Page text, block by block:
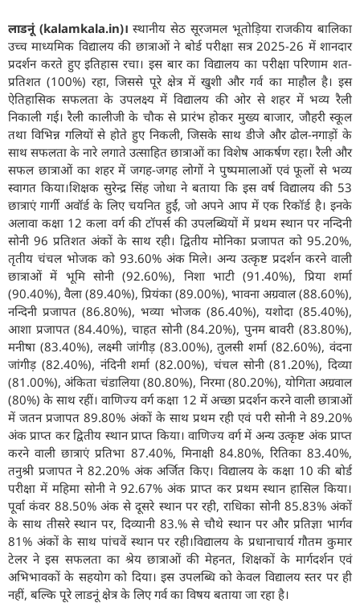
लाडनूं (kalamkala.in)। स्थानीय सेठ सूरजमल भूतोड़िया राजकीय बालिका
उच्च माध्यमिक विद्यालय की छात्राओं ने बोर्ड परीक्षा सत्र 2025-26 में शानदार
प्रदर्शन करते हुए इतिहास रचा। इस बार का विद्यालय का परीक्षा परिणाम शत-
प्रतिशत (100%) रहा, जिससे पूरे क्षेत्र में खुशी और गर्व का माहौल है। इस
ऐतिहासिक सफलता के उपलक्ष्य में विद्यालय की ओर से शहर में भव्य रैली
निकाली गई। रैली कालीजी के चौक से प्रारंभ होकर मुख्य बाजार, जौहरी स्कूल
तथा विभिन्न गलियों से होते हुए निकली, जिसके साथ डीजे और ढोल-नगाड़ों के
साथ सफलता के नारे लगाते उत्साहित छात्राओं का विशेष आकर्षण रहा। रैली और
सफल छात्राओं का शहर में जगह-जगह लोगों ने पुष्पमालाओं एवं फूलों से भव्य
स्वागत किया।शिक्षक सुरेन्द्र सिंह जोधा ने बताया कि इस वर्ष विद्यालय की 53
छात्राएं गार्गी अवॉर्ड के लिए चयनित हुईं, जो अपने आप में एक रिकॉर्ड है। इनके
अलावा कक्षा 12 कला वर्ग की टॉपर्स की उपलब्धियों में प्रथम स्थान पर नन्दिनी
सोनी 96 प्रतिशत अंकों के साथ रही। द्वितीय मोनिका प्रजापत को 95.20%,
तृतीय चंचल भोजक को 93.60% अंक मिले। अन्य उत्कृष्ट प्रदर्शन करने वाली
छात्राओं में भूमि सोनी (92.60%), निशा भाटी (91.40%), प्रिया शर्मा
(90.40%), वैला (89.40%), प्रियंका (89.00%), भावना अग्रवाल (88.60%),
नन्दिनी प्रजापत (86.80%), भव्या भोजक (86.40%), यशोदा (85.40%),
आशा प्रजापत (84.40%), चाहत सोनी (84.20%), पुनम बावरी (83.80%),
मनीषा (83.40%), लक्ष्मी जांगीड़ (83.00%), तुलसी शर्मा (82.60%), वंदना
जांगीड़ (82.40%), नंदिनी शर्मा (82.00%), चंचल सोनी (81.20%), दिव्या
(81.00%), अंकिता चंडालिया (80.80%), निरमा (80.20%), योगिता अग्रवाल
(80%) के साथ रहीं। वाणिज्य वर्ग कक्षा 12 में अच्छा प्रदर्शन करने वाली छात्राओं
में जतन प्रजापत 89.80% अंकों के साथ प्रथम रही एवं परी सोनी ने 89.20%
अंक प्राप्त कर द्वितीय स्थान प्राप्त किया। वाणिज्य वर्ग में अन्य उत्कृष्ट अंक प्राप्त
करने वाली छात्राएं प्रतिभा 87.40%, मिनाक्षी 84.80%, रितिका 83.40%,
तनुश्री प्रजापत ने 82.20% अंक अर्जित किए। विद्यालय के कक्षा 10 की बोर्ड
परीक्षा में महिमा सोनी ने 92.67% अंक प्राप्त कर प्रथम स्थान हासिल किया।
पूर्वा कंवर 88.50% अंक से दूसरे स्थान पर रही, राधिका सोनी 85.83% अंकों
के साथ तीसरे स्थान पर, दिव्यानी 83.% से चौथे स्थान पर और प्रतिज्ञा भार्गव
81% अंकों के साथ पांचवें स्थान पर रही।विद्यालय के प्रधानाचार्य गौतम कुमार
टेलर ने इस सफलता का श्रेय छात्राओं की मेहनत, शिक्षकों के मार्गदर्शन एवं
अभिभावकों के सहयोग को दिया। इस उपलब्धि को केवल विद्यालय स्तर पर ही
नहीं, बल्कि पूरे लाडनूं क्षेत्र के लिए गर्व का विषय बताया जा रहा है।